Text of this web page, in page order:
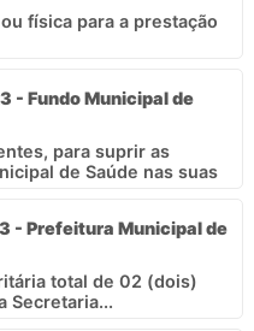
física para a prestação
- Fundo Municipal de
para suprir as
de Saúde nas suas
- Prefeitura Municipal de
total de 02 (dois)
Secretaria...